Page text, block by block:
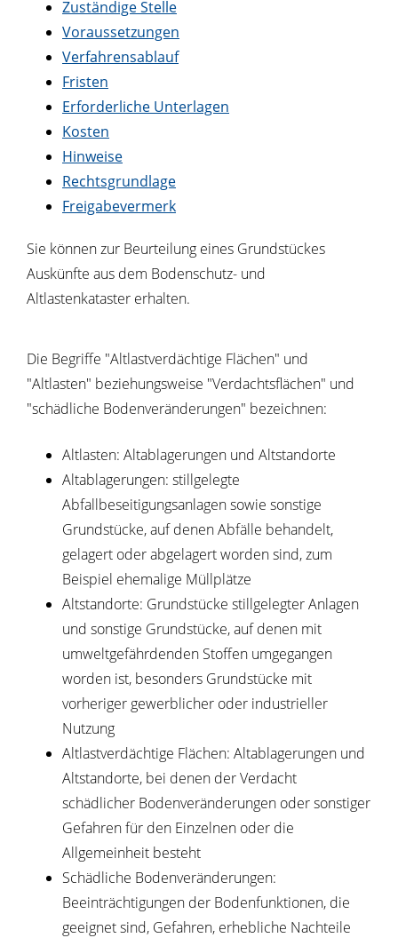
Zuständige Stelle
Voraussetzungen
Verfahrensablauf
Fristen
Erforderliche Unterlagen
Kosten
Hinweise
Rechtsgrundlage
Freigabevermerk
Sie können zur Beurteilung eines Grundstückes
Auskünfte aus dem Bodenschutz- und
Altlastenkataster erhalten.
Die Begriffe "Altlastverdächtige Flächen" und
"Altlasten" beziehungsweise "Verdachtsflächen" und
"schädliche Bodenveränderungen" bezeichnen:
Altlasten: Altablagerungen und Altstandorte
Altablagerungen: stillgelegte
Abfallbeseitigungsanlagen sowie sonstige
Grundstücke, auf denen Abfälle behandelt,
gelagert oder abgelagert worden sind, zum
Beispiel ehemalige Müllplätze
Altstandorte: Grundstücke stillgelegter Anlagen
und sonstige Grundstücke, auf denen mit
umweltgefährdenden Stoffen umgegangen
worden ist, besonders Grundstücke mit
vorheriger gewerblicher oder industrieller
Nutzung
Altlastverdächtige Flächen: Altablagerungen und
Altstandorte, bei denen der Verdacht
schädlicher Bodenveränderungen oder sonstiger
Gefahren für den Einzelnen oder die
Allgemeinheit besteht
Schädliche Bodenveränderungen:
Beeinträchtigungen der Bodenfunktionen, die
geeignet sind, Gefahren, erhebliche Nachteile